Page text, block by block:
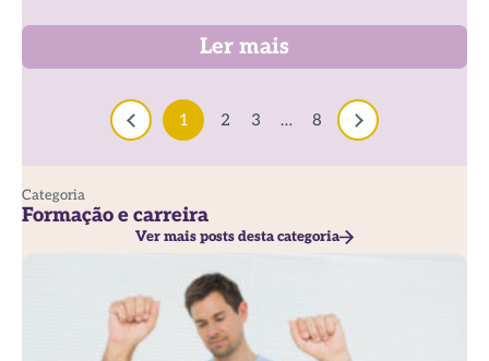
Ler mais
1 2 3 … 8
Categoria
Formação e carreira
Ver mais posts desta categoria